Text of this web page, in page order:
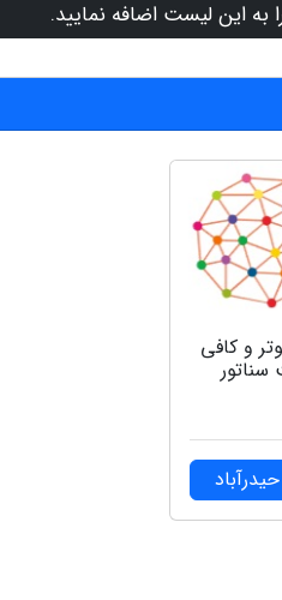
این لیست اضافه نمایید.
و کافی
سناتور
حیدرآباد